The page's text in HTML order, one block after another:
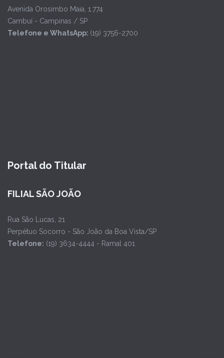
Avenida Orosimbo Maia, 1.774
Cambuí - Campinas / SP
Telefone e WhatsApp: (19) 3756-2700
Portal do Titular
FILIAL SÃO JOÃO
Rua São Lucas, 21
Perpétuo Socorro - São João da Boa Vista/SP
Telefone: (19) 3634-4444 - Ramal 401